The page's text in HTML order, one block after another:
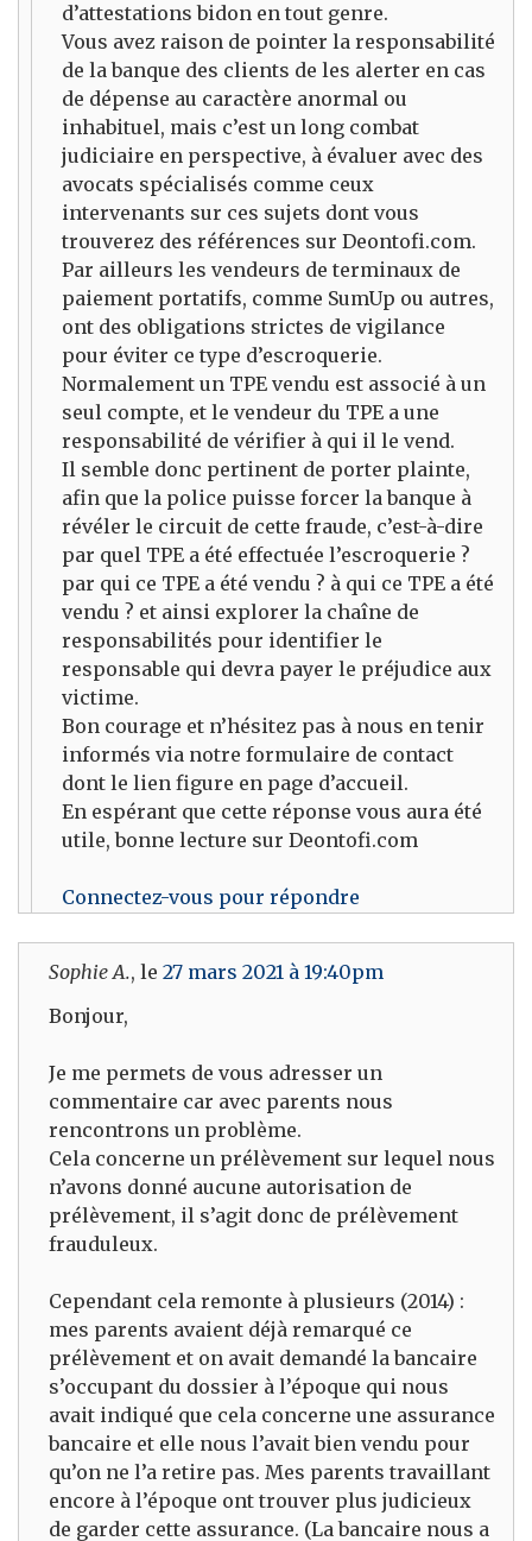
d’attestations bidon en tout genre.
Vous avez raison de pointer la responsabilité
de la banque des clients de les alerter en cas
de dépense au caractère anormal ou
inhabituel, mais c’est un long combat
judiciaire en perspective, à évaluer avec des
avocats spécialisés comme ceux
intervenants sur ces sujets dont vous
trouverez des références sur Deontofi.com.
Par ailleurs les vendeurs de terminaux de
paiement portatifs, comme SumUp ou autres,
ont des obligations strictes de vigilance
pour éviter ce type d’escroquerie.
Normalement un TPE vendu est associé à un
seul compte, et le vendeur du TPE a une
responsabilité de vérifier à qui il le vend.
Il semble donc pertinent de porter plainte,
afin que la police puisse forcer la banque à
révéler le circuit de cette fraude, c’est-à-dire
par quel TPE a été effectuée l’escroquerie ?
par qui ce TPE a été vendu ? à qui ce TPE a été
vendu ? et ainsi explorer la chaîne de
responsabilités pour identifier le
responsable qui devra payer le préjudice aux
victime.
Bon courage et n’hésitez pas à nous en tenir
informés via notre formulaire de contact
dont le lien figure en page d’accueil.
En espérant que cette réponse vous aura été
utile, bonne lecture sur Deontofi.com
Connectez-vous pour répondre
Sophie A., le 27 mars 2021 à 19:40pm
Bonjour,
Je me permets de vous adresser un
commentaire car avec parents nous
rencontrons un problème.
Cela concerne un prélèvement sur lequel nous
n’avons donné aucune autorisation de
prélèvement, il s’agit donc de prélèvement
frauduleux.
Cependant cela remonte à plusieurs (2014) :
mes parents avaient déjà remarqué ce
prélèvement et on avait demandé la bancaire
s’occupant du dossier à l’époque qui nous
avait indiqué que cela concerne une assurance
bancaire et elle nous l’avait bien vendu pour
qu’on ne l’a retire pas. Mes parents travaillant
encore à l’époque ont trouver plus judicieux
de garder cette assurance. (La bancaire nous a